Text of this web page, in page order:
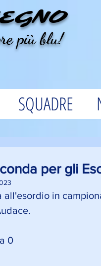
più blu!
SQUADRE
per gli
all'esordio in
0